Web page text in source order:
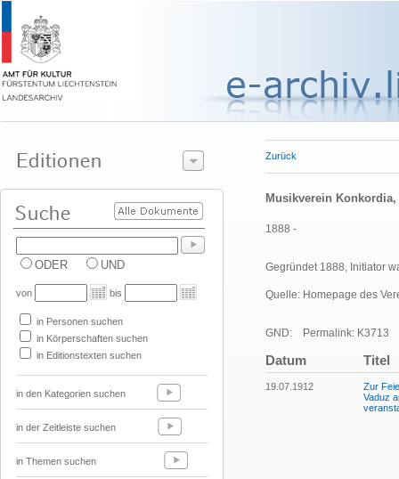
ODER UND
von bis
in Personen suchen
in Körperschaften suchen
in Editionstexten suchen
in den Kategorien suchen
in der Zeitleiste suchen
in Themen suchen
Zurück
Musikverein
1888 -
Gegründet 1888, Initiator
Quelle: Homepage des
GND: Permalink: K3713
Datum Titel
19.07.1912
Zur
Vaduz